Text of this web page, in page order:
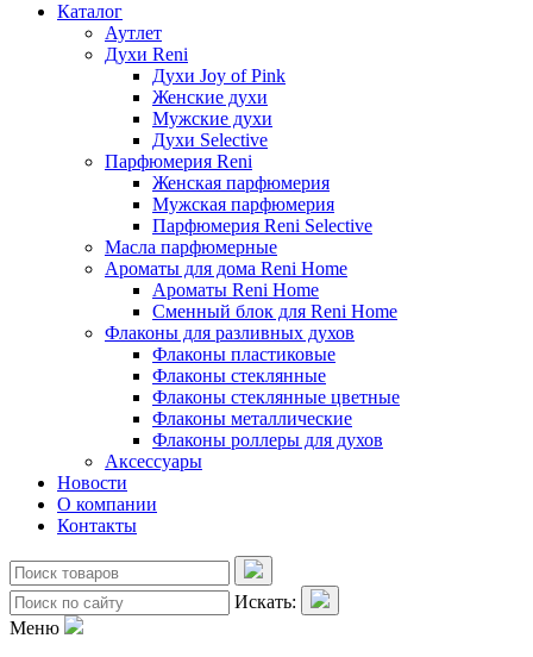
Каталог
Аутлет
Духи Reni
Духи Joy of Pink
Женские духи
Мужские духи
Духи Selective
Парфюмерия Reni
Женская парфюмерия
Мужская парфюмерия
Парфюмерия Reni Selective
Масла парфюмерные
Ароматы для дома Reni Home
Ароматы Reni Home
Сменный блок для Reni Home
Флаконы для разливных духов
Флаконы пластиковые
Флаконы стеклянные
Флаконы стеклянные цветные
Флаконы металлические
Флаконы роллеры для духов
Аксессуары
Новости
О компании
Контакты
Искать:
Меню